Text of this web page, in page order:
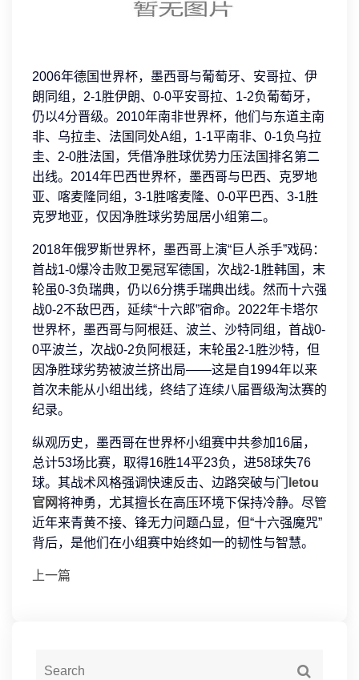
2006年德国世界杯，墨西哥与葡萄牙、安哥拉、伊
朗同组，2-1胜伊朗、0-0平安哥拉、1-2负葡萄牙，
仍以4分晋级。2010年南非世界杯，他们与东道主南
非、乌拉圭、法国同处A组，1-1平南非、0-1负乌拉
圭、2-0胜法国，凭借净胜球优势力压法国排名第二
出线。2014年巴西世界杯，墨西哥与巴西、克罗地
亚、喀麦隆同组，3-1胜喀麦隆、0-0平巴西、3-1胜
克罗地亚，仅因净胜球劣势屈居小组第二。
2018年俄罗斯世界杯，墨西哥上演“巨人杀手”戏码：
首战1-0爆冷击败卫冕冠军德国，次战2-1胜韩国，末
轮虽0-3负瑞典，仍以6分携手瑞典出线。然而十六强
战0-2不敌巴西，延续“十六郎”宿命。2022年卡塔尔
世界杯，墨西哥与阿根廷、波兰、沙特同组，首战0-
0平波兰，次战0-2负阿根廷，末轮虽2-1胜沙特，但
因净胜球劣势被波兰挤出局——这是自1994年以来
首次未能从小组出线，终结了连续八届晋级淘汰赛的
纪录。
纵观历史，墨西哥在世界杯小组赛中共参加16届，
总计53场比赛，取得16胜14平23负，进58球失76
球。其战术风格强调快速反击、边路突破与门
letou
官网将神勇，尤其擅长在高压环境下保持冷静。尽管
近年来青黄不接、锋无力问题凸显，但“十六强魔咒”
背后，是他们在小组赛中始终如一的韧性与智慧。
上一篇